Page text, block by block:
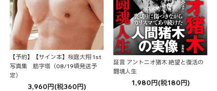
【予約】【サイン本】桜庭大翔 1st
写真集 筋字塔（08/19頃発送予
定）
3,960円(税360円)
証言 アントニオ猪木 絶望と復活の
闘魂人生
1,980円(税180円)